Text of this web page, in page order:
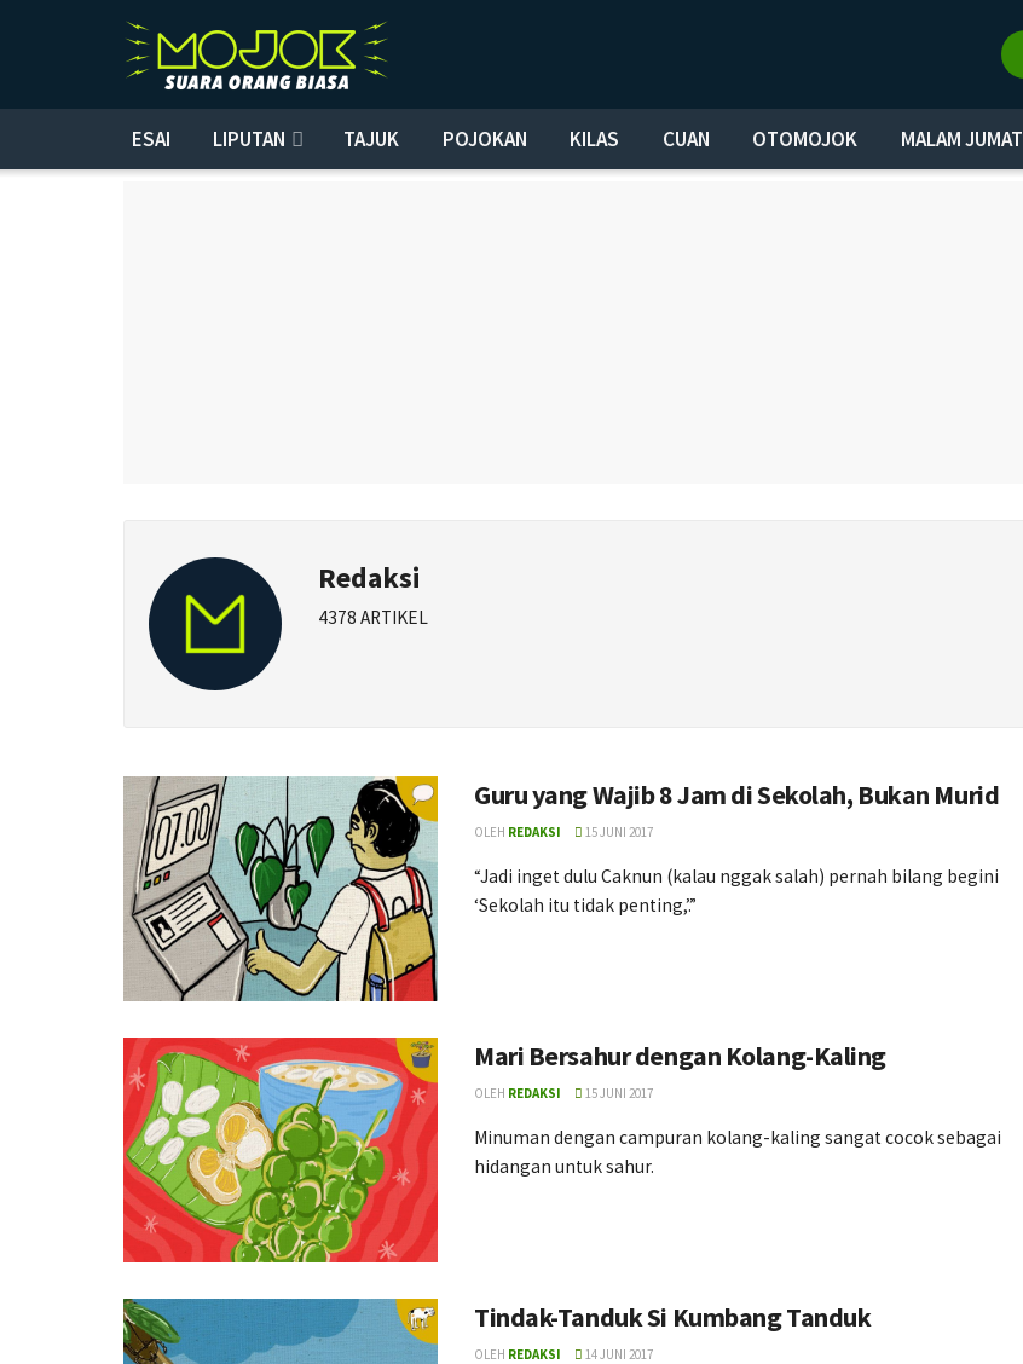
ESAI LIPUTAN TAJUK POJOKAN KILAS CUAN OTOMOJOK MALAM JUMAT
Redaksi
4378 ARTIKEL
Guru yang Wajib 8 Jam di Sekolah, Bukan Murid
OLEH REDAKSI 15 JUNI 2017
“Jadi inget dulu Caknun (kalau nggak salah) pernah bilang begini
‘Sekolah itu tidak penting,’.”
Mari Bersahur dengan Kolang-Kaling
OLEH REDAKSI 15 JUNI 2017
Minuman dengan campuran kolang-kaling sangat cocok sebagai
hidangan untuk sahur.
Tindak-Tanduk Si Kumbang Tanduk
OLEH REDAKSI 14 JUNI 2017